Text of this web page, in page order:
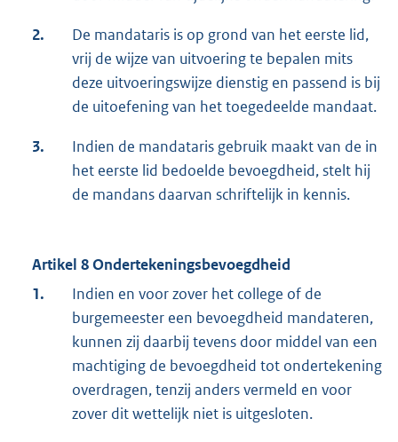
2.
De mandataris is op grond van het eerste lid,
vrij de wijze van uitvoering te bepalen mits
deze uitvoeringswijze dienstig en passend is bij
de uitoefening van het toegedeelde mandaat.
3.
Indien de mandataris gebruik maakt van de in
het eerste lid bedoelde bevoegdheid, stelt hij
de mandans daarvan schriftelijk in kennis.
Artikel 8 Ondertekeningsbevoegdheid
1.
Indien en voor zover het college of de
burgemeester een bevoegdheid mandateren,
kunnen zij daarbij tevens door middel van een
machtiging de bevoegdheid tot ondertekening
overdragen, tenzij anders vermeld en voor
zover dit wettelijk niet is uitgesloten.